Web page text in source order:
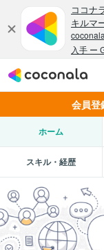
会員登
ホーム
スキル・経歴